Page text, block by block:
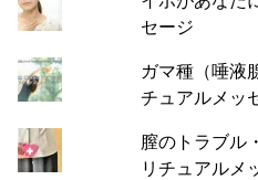
セージ
ガマ種（唾液
チュアルメッ
膣のトラブル
リチュアルメ